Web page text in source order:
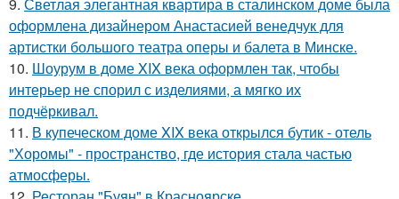
оформлена дизайнером Анастасией венедчук для
артистки большого театра оперы и балета в Минске.
10. Шоурум в доме XIX века оформлен так, чтобы
интерьер не спорил с изделиями, а мягко их
подчёркивал.
11. В купеческом доме XIX века открылся бутик - отель
"Хоромы" - пространство, где история стала частью
атмосферы.